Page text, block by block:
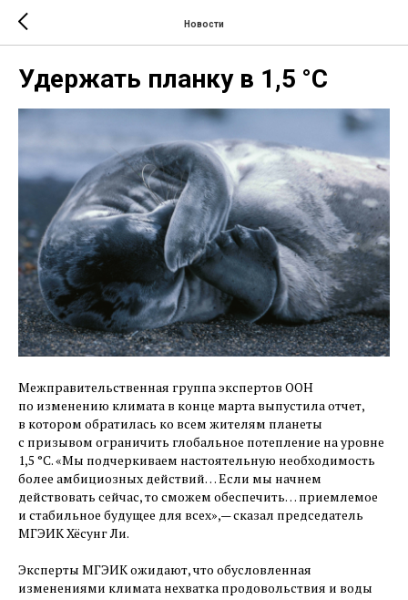
Новости
Удержать планку в 1,5 °C
Межправительственная группа экспертов ООН
по изменению климата в конце марта выпустила отчет,
в котором обратилась ко всем жителям планеты
с призывом ограничить глобальное потепление на уровне
1,5 °C. «Мы подчеркиваем настоятельную необходимость
более амбициозных действий… Если мы начнем
действовать сейчас, то сможем обеспечить… приемлемое
и стабильное будущее для всех», — ​сказал председатель
МГЭИК Хёсунг Ли.
Эксперты МГЭИК ожидают, что обусловленная
изменениями климата нехватка продовольствия и воды